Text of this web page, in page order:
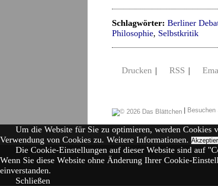
Schlagwörter: Berliner
Philosophie, Selbstkritik
Drucken | RSS |
|
Um die Website für Sie zu optimieren, werden Cookies
Verwendung von Cookies zu. Weitere Informationen.
Die Cookie-Einstellungen auf dieser Website sind auf
Wenn Sie diese Website ohne Änderung Ihrer Cookie-
einverstanden.
Schließen